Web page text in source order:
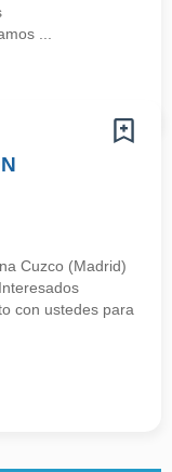
...
Cuzco (Madrid)
con ustedes para